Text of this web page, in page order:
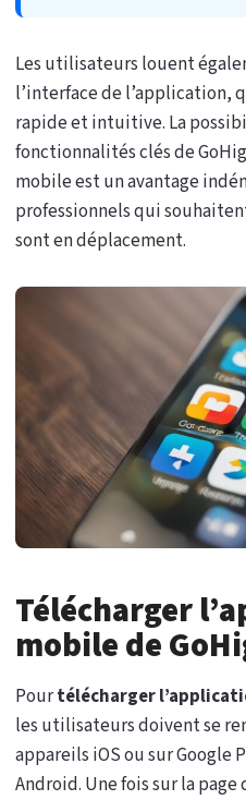
Les utilisateurs louent
l’interface de l’application,
rapide et intuitive. La
fonctionnalités clés de
mobile est un avantage
professionnels qui
sont en déplacement.
Télécharger
mobile de
Pourtélécharger
les utilisateurs doivent se
appareils iOS ou sur Google
Android. Une fois sur la